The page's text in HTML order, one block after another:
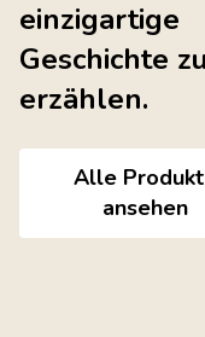
einzigartige
Geschichte zu
erzählen.
Alle
ansehen